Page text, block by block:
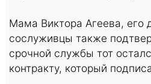
Мама Виктора Агеева, его
сослуживцы также
срочной службы тот
контракту, который